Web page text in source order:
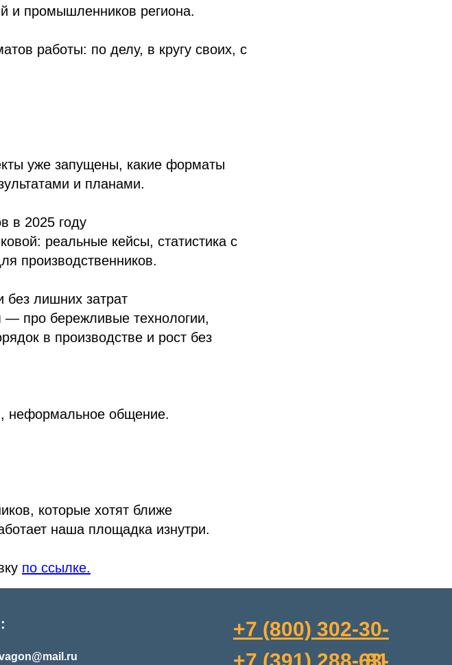
и промышленников региона.
работы: по делу, в кругу своих, с
уже запущены, какие форматы
и планами.
в 2025 году
реальные кейсы, статистика с
производственников.
без лишних затрат
— про бережливые технологии,
в производстве и рост без
неформальное общение.
которые хотят ближе
наша площадка изнутри.
по ссылке.
+7 (800) 302-30-
81
+7 (391) 288-63-